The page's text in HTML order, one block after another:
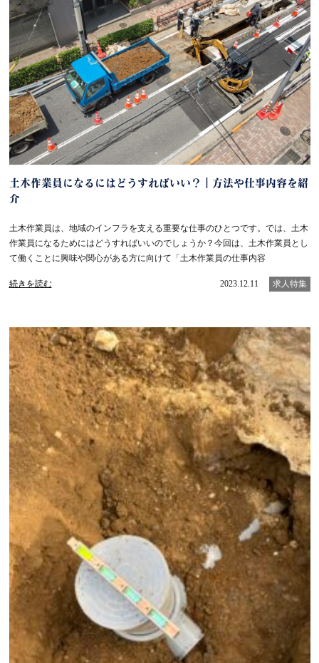
土木作業員になるにはどうすればいい？｜方法や仕事内容を紹
介
土木作業員は、地域のインフラを支える重要な仕事のひとつです。では、土木
作業員になるためにはどうすればいいのでしょうか？今回は、土木作業員とし
て働くことに興味や関心がある方に向けて「土木作業員の仕事内容
続きを読む 2023.12.11 求人特集